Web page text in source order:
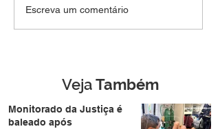
SEM DIREITO A LUA DE
durante casamento
coletivo da Expoacre
Escreva um comentário
VejaTambém
Monitorado da Justiça é
baleado após